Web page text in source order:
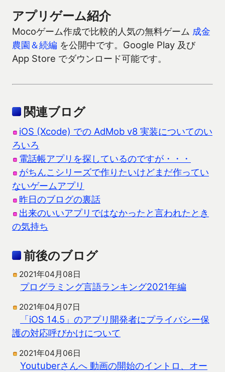
アプリゲーム紹介
Mocoゲーム作成で比較的人気の無料ゲーム 成金
農園＆続編 を公開中です。Google Play 及び
App Store でダウンロード可能です。
関連ブログ
iOS (Xcode) での AdMob v8 実装についてのい
ろいろ
電話帳アプリを探しているのですが・・・
がちんこシリーズで作りたいけどまだ作ってい
ないゲームアプリ
昨日のブログの裏話
出来のいいアプリではなかったと言われたとき
の気持ち
前後のブログ
2021年04月08日
プログラミング言語ランキング2021年編
2021年04月07日
「iOS 14.5」のアプリ開発者にプライバシー保
護の対応呼びかけについて
2021年04月06日
Youtuberさんへ 動画の開始のイントロ、オー